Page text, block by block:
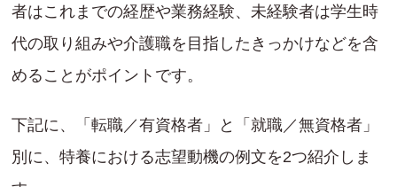
者はこれまでの経歴や業務経験、未経験者は学生時
代の取り組みや介護職を目指したきっかけなどを含
めることがポイントです。
下記に、「転職／有資格者」と「就職／無資格者」
別に、特養における志望動機の例文を2つ紹介しま